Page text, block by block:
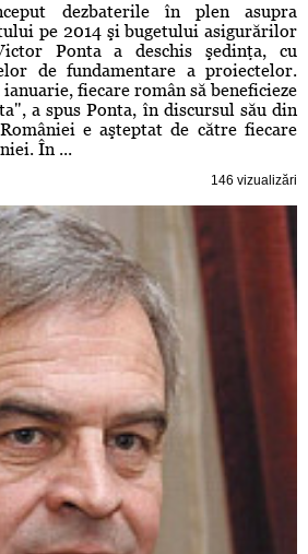
dezbaterile în plen asupra
pe 2014 şi bugetului asigurărilor
Ponta a deschis şedinţa, cu
de fundamentare a proiectelor.
fiecare român să beneficieze
a spus Ponta, în discursul său din
e aşteptat de către fiecare
În ...
146 vizualizări